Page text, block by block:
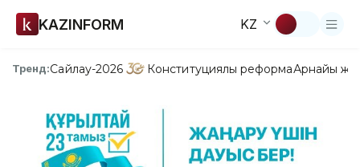
KAZINFORM KZ
Тренд:Сайлау-2026 Конституциялық реформаАрнайы